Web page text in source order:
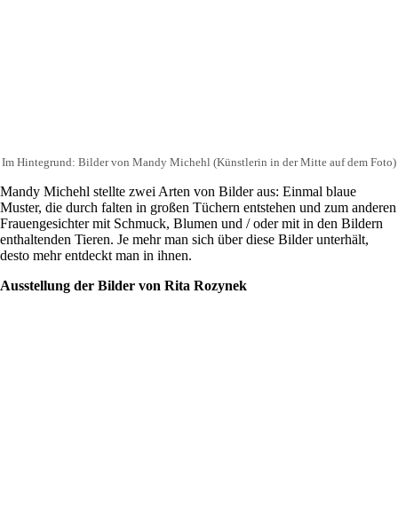
Im Hintegrund: Bilder von Mandy Michehl (Künstlerin in der Mitte auf dem Foto)
Mandy Michehl stellte zwei Arten von Bilder aus: Einmal blaue
Muster, die durch falten in großen Tüchern entstehen und zum anderen
Frauengesichter mit Schmuck, Blumen und / oder mit in den Bildern
enthaltenden Tieren. Je mehr man sich über diese Bilder unterhält,
desto mehr entdeckt man in ihnen.
Ausstellung der Bilder von Rita Rozynek